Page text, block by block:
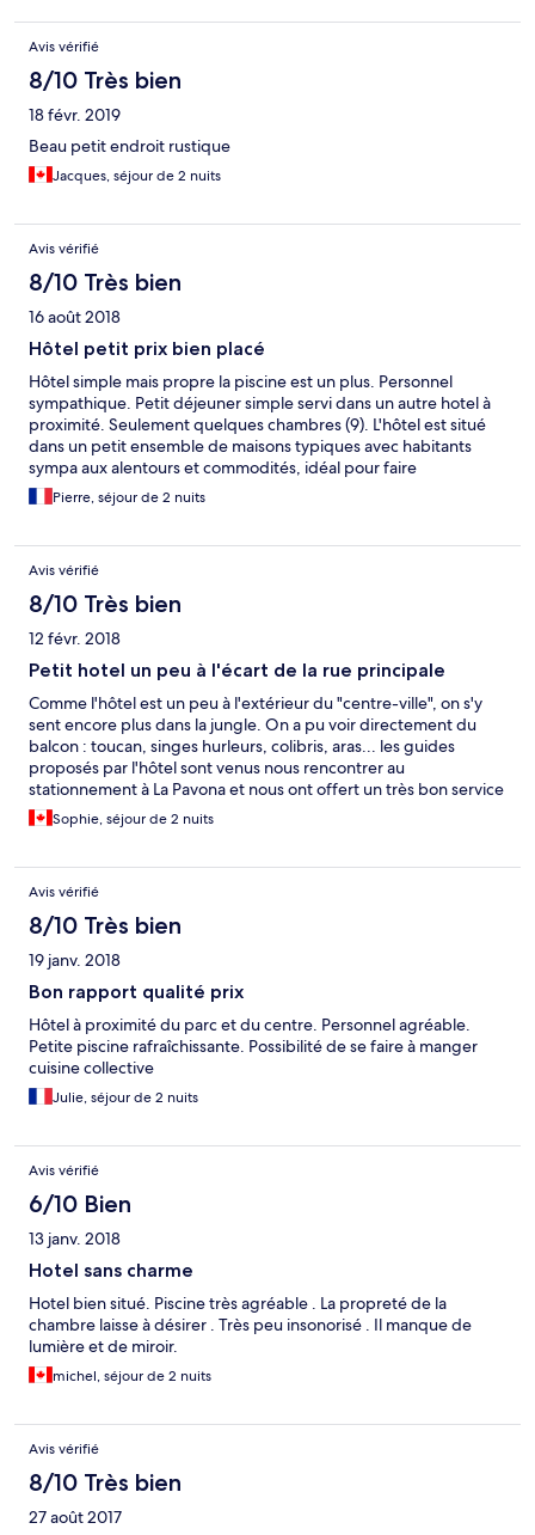
Avis vérifié
8/10 Très bien
18 févr. 2019
Beau petit endroit rustique
Jacques, séjour de 2 nuits
Avis vérifié
8/10 Très bien
16 août 2018
Hôtel petit prix bien placé
Hôtel simple mais propre la piscine est un plus. Personnel
sympathique. Petit déjeuner simple servi dans un autre hotel à
proximité. Seulement quelques chambres (9). L'hôtel est situé
dans un petit ensemble de maisons typiques avec habitants
sympa aux alentours et commodités, idéal pour faire
connaissances. Surtout le gros plus sont les animaux
directement sur l hôtel oiseaux et singes...
Pierre, séjour de 2 nuits
Avis vérifié
8/10 Très bien
12 févr. 2018
Petit hotel un peu à l'écart de la rue principale
Comme l'hôtel est un peu à l'extérieur du "centre-ville", on s'y
sent encore plus dans la jungle. On a pu voir directement du
balcon : toucan, singes hurleurs, colibris, aras... les guides
proposés par l'hôtel sont venus nous rencontrer au
stationnement à La Pavona et nous ont offert un très bon service
(pour nous indiquer où se trouve l'hôtel et les tours disponibles
dans le parc national de Tortuguero).
Sophie, séjour de 2 nuits
Avis vérifié
8/10 Très bien
19 janv. 2018
Bon rapport qualité prix
Hôtel à proximité du parc et du centre. Personnel agréable.
Petite piscine rafraîchissante. Possibilité de se faire à manger
cuisine collective
Julie, séjour de 2 nuits
Avis vérifié
6/10 Bien
13 janv. 2018
Hotel sans charme
Hotel bien situé. Piscine très agréable . La propreté de la
chambre laisse à désirer . Très peu insonorisé . Il manque de
lumière et de miroir.
michel, séjour de 2 nuits
Avis vérifié
8/10 Très bien
27 août 2017